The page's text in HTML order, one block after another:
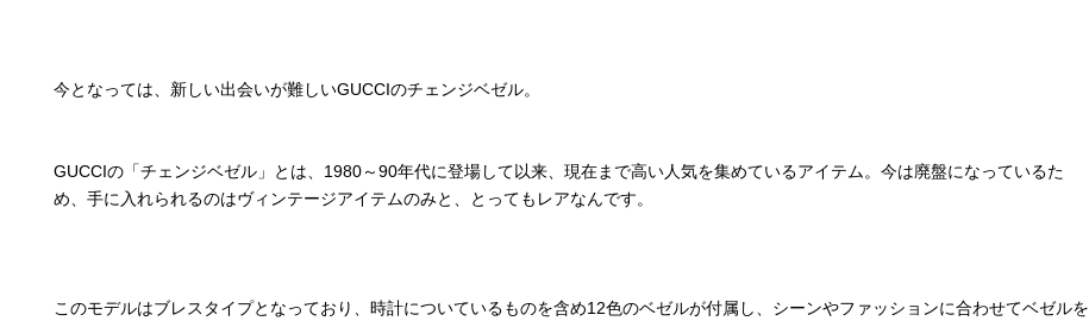
今となっては、新しい出会いが難しいGUCCIのチェンジベゼル。
GUCCIの「チェンジベゼル」とは、1980～90年代に登場して以来、現在まで高い人気を集めているアイテム。今は廃盤になっているた
め、手に入れられるのはヴィンテージアイテムのみと、とってもレアなんです。
このモデルはブレスタイプとなっており、時計についているものを含め12色のベゼルが付属し、シーンやファッションに合わせてベゼルを